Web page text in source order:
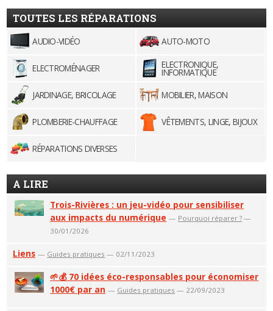
TOUTES LES RÉPARATIONS
AUDIO-VIDÉO AUTO-MOTO
ELECTROMÉNAGER ELECTRONIQUE,
INFORMATIQUE
JARDINAGE, BRICOLAGE
MOBILIER, MAISON
PLOMBERIE-CHAUFFAGE VÊTEMENTS, LINGE, BIJOUX
RÉPARATIONS DIVERSES
A LIRE
Trois-Rivières : un jeu-vidéo pour sensibiliser
aux impacts du numérique — Pourquoi réparer ? —
30/01/2026
Liens — Guides pratiques — 02/11/2023
🌱💰 70 idées éco-responsables pour économiser
1000€ par an — Guides pratiques — 22/09/2023